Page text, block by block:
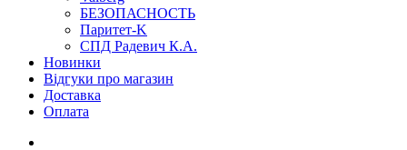
БЕЗОПАСНОСТЬ
Паритет-K
СПД Радевич К.А.
Новинки
Відгуки про магазин
Доставка
Оплата